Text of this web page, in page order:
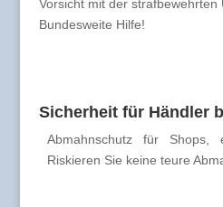
Vorsicht mit der
Bundesweite Hilfe!
Sicherheit für Händler
Abmahnschutz für Shops,
Riskieren Sie keine teure